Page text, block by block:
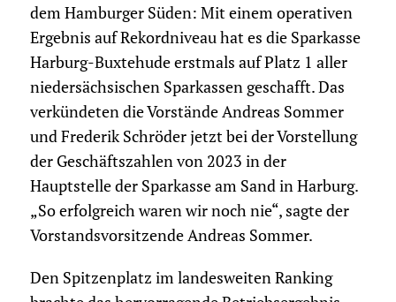
dem Hamburger Süden: Mit einem operativen
Ergebnis auf Rekordniveau hat es die Sparkasse
Harburg-Buxtehude erstmals auf Platz 1 aller
niedersächsischen Sparkassen geschafft. Das
verkündeten die Vorstände Andreas Sommer
und Frederik Schröder jetzt bei der Vorstellung
der Geschäftszahlen von 2023 in der
Hauptstelle der Sparkasse am Sand in Harburg.
„So erfolgreich waren wir noch nie“, sagte der
Vorstandsvorsitzende Andreas Sommer.
Den Spitzenplatz im landesweiten Ranking